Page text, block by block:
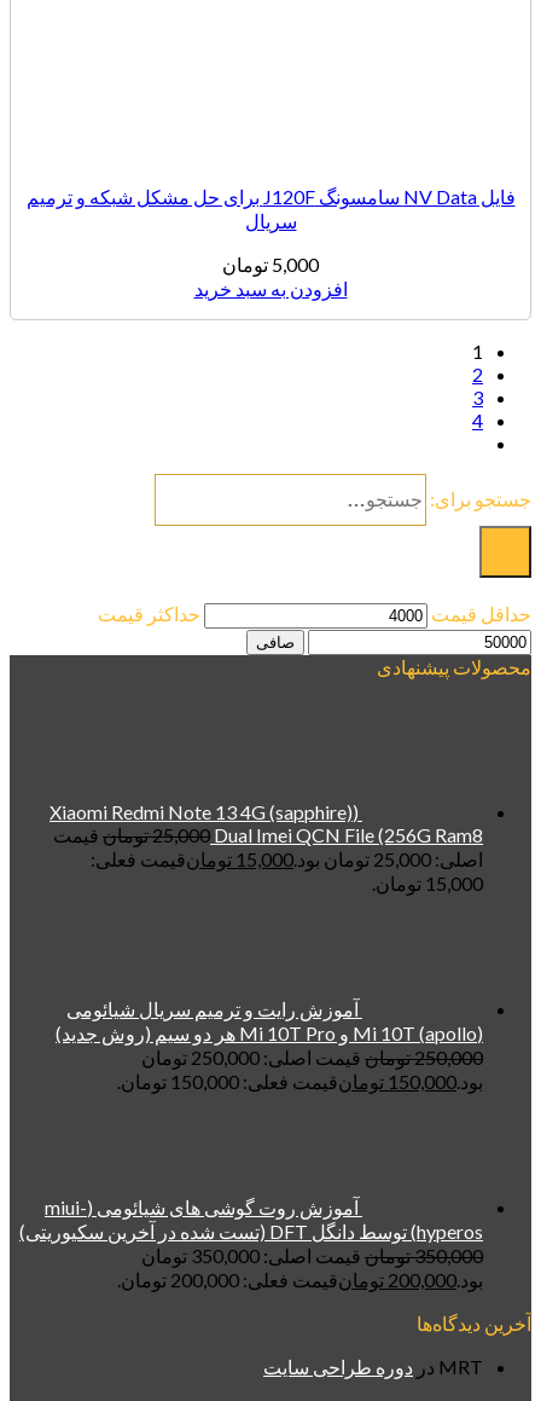
فایل NV Data سامسونگ J120F برای حل مشکل شبکه و ترمیم
سریال
5,000تومان
افزودن به سبد خرید
3
4
جستجو برای:
حداقل قیمت
حداكثر قيمت
صافی
محصولات پیشنهادی
(Xiaomi Redmi Note 13 4G (sapphire)
Dual Imei QCN File (256G Ram8
25,000تومانقیمت
اصلی: 25,000 تومان بود.
15,000 تومانقیمت فعلی:
15,000 تومان.
آموزش رایت و ترمیم سریال شیائومی
250,000تومان
قیمت اصلی: 250,000 تومان
بود.150,000 تومانقیمت فعلی: 150,000 تومان.
آموزش روت گوشی های شیائومی (miui-
hyperos) توسط دانگل DFT (تست شده در آخرین سکیوریتی)
350,000تومان
قیمت اصلی: 350,000 تومان
بود.200,000 تومانقیمت فعلی: 200,000 تومان.
آخرین دیدگاه‌ها
MRTدر دوره طراحی سایت